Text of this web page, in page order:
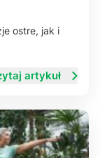
ostre, jak i
artykuł